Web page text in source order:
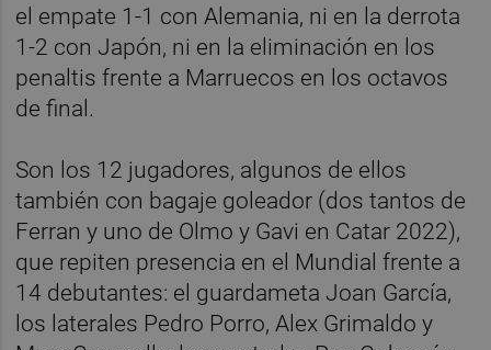
el empate 1-1 con Alemania, ni en la derrota
1-2 con Japón, ni en la eliminación en los
penaltis frente a Marruecos en los octavos
de final.
Son los 12 jugadores, algunos de ellos
también con bagaje goleador (dos tantos de
Ferran y uno de Olmo y Gavi en Catar 2022),
que repiten presencia en el Mundial frente a
14 debutantes: el guardameta Joan García,
los laterales Pedro Porro, Alex Grimaldo y